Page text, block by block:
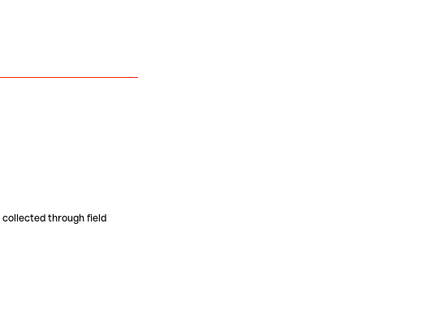
collected through field